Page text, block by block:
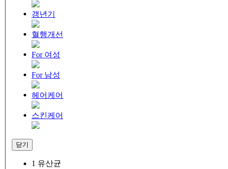
갱년기
혈행개선
For 여성
For 남성
헤어케어
스킨케어
닫기
1 유산균